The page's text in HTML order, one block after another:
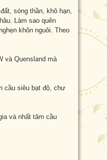
sóng thần, khô hạn,
Làm sao quên
khôn nguôi. Theo
và Quensland mà
cầu siêu bạt độ, chư
và nhất tâm cầu